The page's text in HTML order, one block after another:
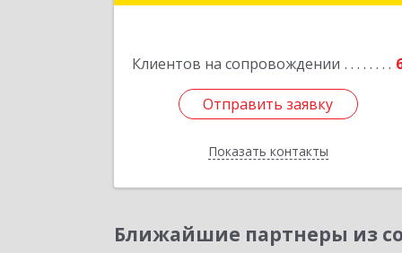
Клиентов на сопровождении
Отправить заявку
Показать контакты
Отправить заявку
Назад
Ближайшие партнеры из